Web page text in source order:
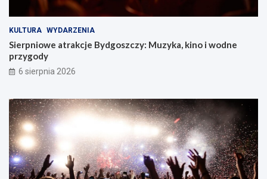
KULTURA WYDARZENIA
Sierpniowe atrakcje Bydgoszczy: Muzyka, kino i wodne
przygody
6 sierpnia 2026